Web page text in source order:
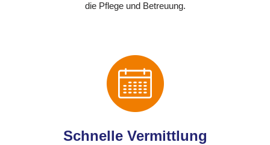
die Pflege und Betreuung.
Schnelle Vermittlung